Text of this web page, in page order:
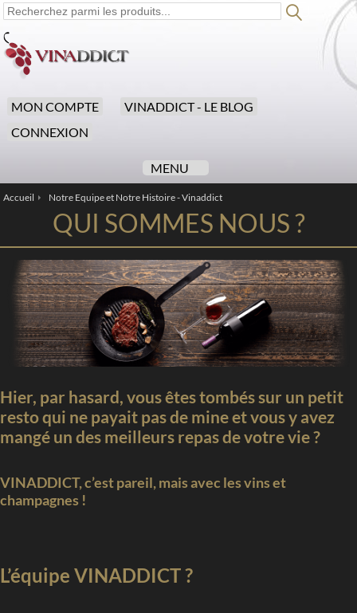
MON COMPTE
VINADDICT - LE BLOG
CONNEXION
MENU
Accueil Notre Equipe et Notre Histoire - Vinaddict
QUI SOMMES NOUS ?
Hier, par hasard, vous êtes tombés sur un petit
resto qui ne payait pas de mine et vous y avez
mangé un des meilleurs repas de votre vie ?
VINADDICT, c’est pareil, mais avec les vins et
champagnes !
L’équipe VINADDICT ?